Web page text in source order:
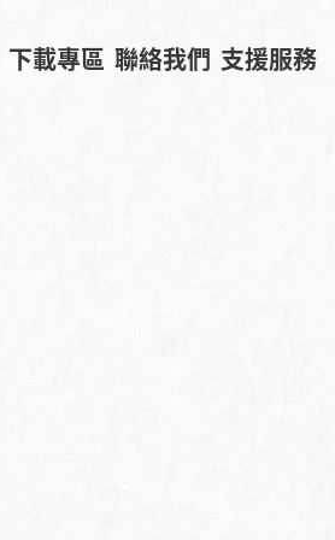
下載專區 聯絡我們 支援服務